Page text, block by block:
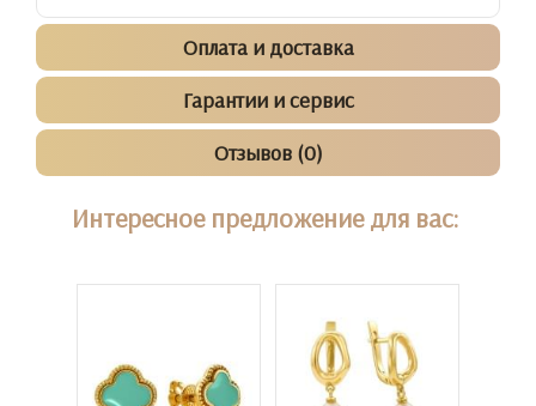
Оплата и доставка
Гарантии и сервис
Отзывов (0)
Интересное предложение для вас: